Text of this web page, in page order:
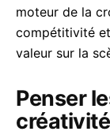
moteur de la
compétitivité
valeur sur la
Penser